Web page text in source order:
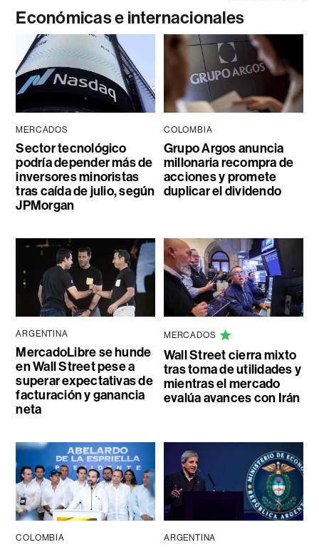
Económicas e internacionales
MERCADOS
Sector tecnológico
podría depender más de
inversores minoristas
tras caída de julio, según
JPMorgan
COLOMBIA
Grupo Argos anuncia
millonaria recompra de
acciones y promete
duplicar el dividendo
ARGENTINA
MercadoLibre se hunde
en Wall Street pese a
superar expectativas de
facturación y ganancia
neta
MERCADOS
Wall Street cierra mixto
tras toma de utilidades y
mientras el mercado
evalúa avances con Irán
COLOMBIA ARGENTINA